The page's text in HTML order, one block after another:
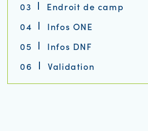
03
Endroit de camp
04
Infos ONE
05
Infos DNF
06
Validation